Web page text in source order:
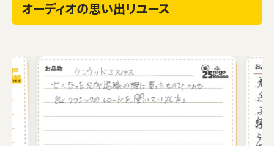
オーディオの思い出リユース